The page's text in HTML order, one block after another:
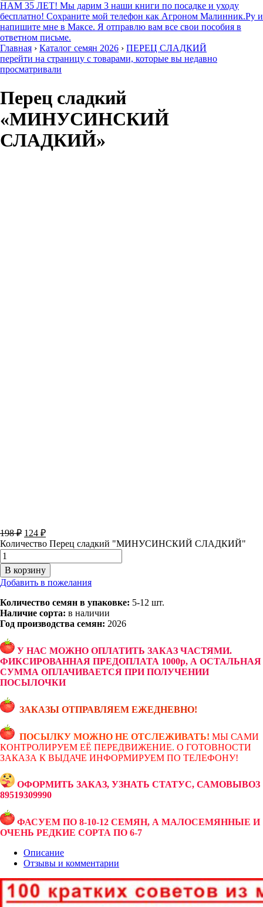
НАМ 35 ЛЕТ! Мы дарим 3 наши книги по посадке и уходу
бесплатно! Сохраните мой телефон как Агроном Малинник.Ру и
напишите мне в Максе. Я отправлю вам все свои пособия в
ответном письме.
Главная › Каталог семян 2026 › ПЕРЕЦ СЛАДКИЙ
перейти на страницу с товарами, которые вы недавно
просматривали
Перец сладкий
«МИНУСИНСКИЙ
СЛАДКИЙ»
198₽ 124 ₽
Количество Перец сладкий "МИНУСИНСКИЙ СЛАДКИЙ"
В корзину
Добавить в пожелания
Количество семян в упаковке: 5-12 шт.
Наличие сорта: в наличии
Год производства семян: 2026
У НАС МОЖНО ОПЛАТИТЬ ЗАКАЗ ЧАСТЯМИ.
ФИКСИРОВАННАЯ ПРЕДОПЛАТА 1000р, А ОСТАЛЬНАЯ
СУММА ОПЛАЧИВАЕТСЯ ПРИ ПОЛУЧЕНИИ
ПОСЫЛОЧКИ
ЗАКАЗЫ ОТПРАВЛЯЕМ ЕЖЕДНЕВНО!
ПОСЫЛКУ МОЖНО НЕ ОТСЛЕЖИВАТЬ! МЫ САМИ
КОНТРОЛИРУЕМ ЕЁ ПЕРЕДВИЖЕНИЕ. О ГОТОВНОСТИ
ЗАКАЗА К ВЫДАЧЕ ИНФОРМИРУЕМ ПО ТЕЛЕФОНУ!
ОФОРМИТЬ ЗАКАЗ, УЗНАТЬ СТАТУС, САМОВЫВОЗ
89519309990
ФАСУЕМ ПО 8-10-12 СЕМЯН, А МАЛОСЕМЯННЫЕ И
ОЧЕНЬ РЕДКИЕ СОРТА ПО 6-7
Описание
Отзывы и комментарии